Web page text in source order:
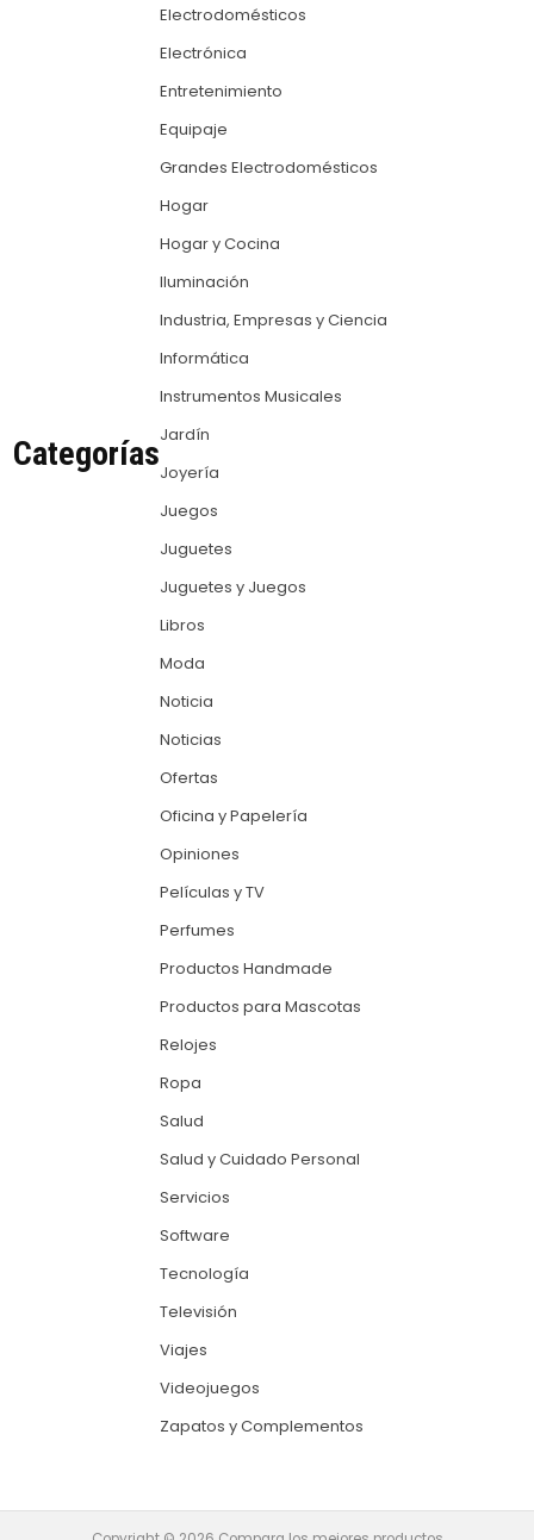
Categorías
Electrodomésticos
Electrónica
Entretenimiento
Equipaje
Grandes Electrodomésticos
Hogar
Hogar y Cocina
Iluminación
Industria, Empresas y Ciencia
Informática
Instrumentos Musicales
Jardín
Joyería
Juegos
Juguetes
Juguetes y Juegos
Libros
Moda
Noticia
Noticias
Ofertas
Oficina y Papelería
Opiniones
Películas y TV
Perfumes
Productos Handmade
Productos para Mascotas
Relojes
Ropa
Salud
Salud y Cuidado Personal
Servicios
Software
Tecnología
Televisión
Viajes
Videojuegos
Zapatos y Complementos